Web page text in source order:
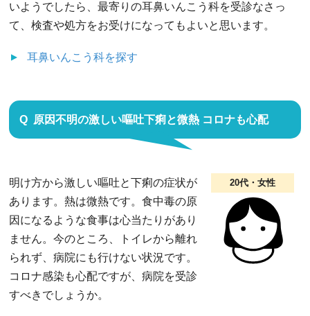
いようでしたら、最寄りの耳鼻いんこう科を受診なさっ
て、検査や処方をお受けになってもよいと思います。
耳鼻いんこう科を探す
原因不明の激しい嘔吐下痢と微熱 コロナも心配
20代・女性
明け方から激しい嘔吐と下痢の症状が
あります。熱は微熱です。食中毒の原
因になるような食事は心当たりがあり
ません。今のところ、トイレから離れ
られず、病院にも行けない状況です。
コロナ感染も心配ですが、病院を受診
すべきでしょうか。